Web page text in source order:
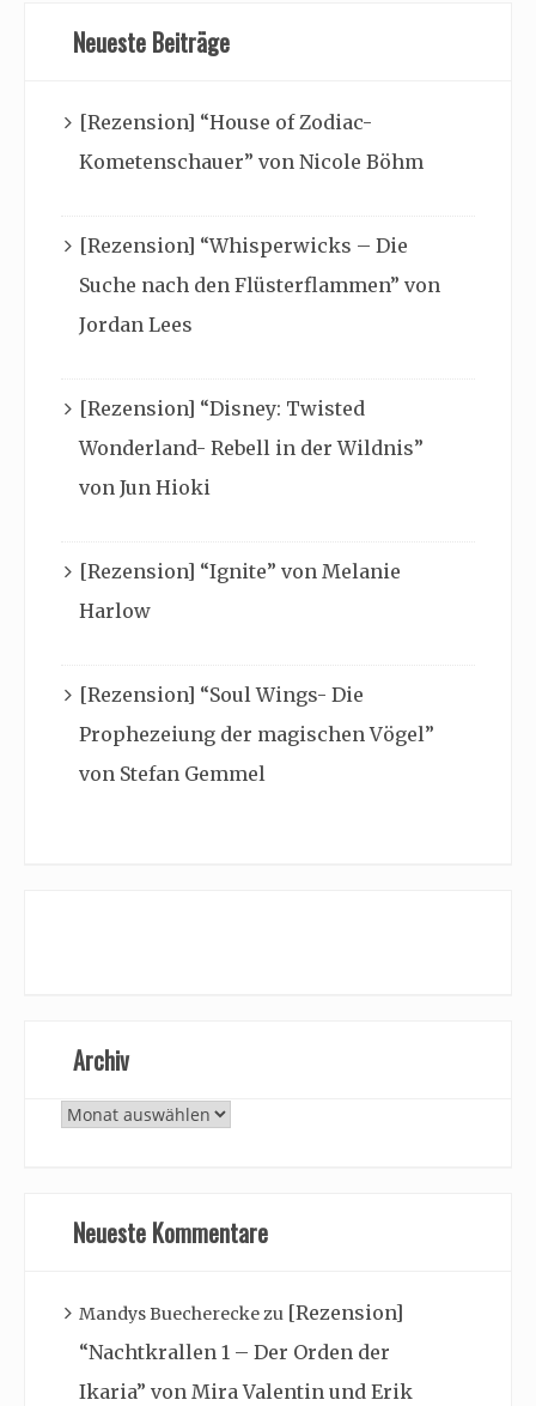
Neueste Beiträge
[Rezension] “House of Zodiac-
Kometenschauer” von Nicole Böhm
[Rezension] “Whisperwicks – Die
Suche nach den Flüsterflammen” von
Jordan Lees
[Rezension] “Disney: Twisted
Wonderland- Rebell in der Wildnis”
von Jun Hioki
[Rezension] “Ignite” von Melanie
Harlow
[Rezension] “Soul Wings- Die
Prophezeiung der magischen Vögel”
von Stefan Gemmel
Archiv
Archiv
Neueste Kommentare
Mandys Buechereckezu [Rezension]
“Nachtkrallen 1 – Der Orden der
Ikaria” von Mira Valentin und Erik